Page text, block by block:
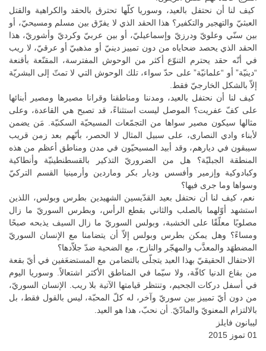
كيف لنا أن نحتفل بالعيد، وسوريا كلّها تحترق بالحقد والكراهية والقتل
العبثيّ والتهجير والتكفير؟ هذا الحقد الذي لا يفرّق بين مسلم ومسيحيّ، أو
بين سنّي وعلويّ ودرزيّ وإسماعيليّ، أو بين عربيّ وكرديّ وأشوريّ، هذا
الحقد الذي يحصد ضحاياه من دون تمييز دينيّ أو مذهبيّ أو عرقيّ، لا ريب
في أنّه حقد يحترم التنوّع أكثر من الوحوش المفترسة، المقنّعة بأقنعة
“دينيّة” أو “علمانيّة” على حدّ سواء، تلك الوحوش التي لا تمتّ إلى البشريّة
إلاّ بالشكل الخارجيّ فقط.
كيف لنا أن نحتفل بالعيد، ومدننا ومناطقنا وقرانا مصيرها ومصير أبنائها
على كفّ عفريت؟ الموصل ليست استثناءً، قد تصبح هي القاعدة، وعلى
مثالها سيكون مصير سواها من التجمّعات المسيحيّة السكنيّة. مَن يضمن
لأبناء وادي النصارى، على سبيل المثال لا الحصر، بأنّهم بعد زمن قريب
سيبقون في ديارهم، وقد أبيد المسيحيّون في مدن ومناطق أعظم من هذه
المنطقة الجبليّة؟ هل من الضروريّ التذكير بالقسطنطينيّة وأنطاكية
وكبادوكية وإزمير وأفسس وديار بكر وماردين وأرمينيا القسم التركيّ
وسواها وما جرى فيها؟
نعم، كيف لنا أن نحتفل بعيد القدّيسين الشهيدين بطرس وبولس، اللذين
استشهد أوّلهما بالصلب والثاني بقطع الرأس، وبطرس السوريّ ما زال
مصلوبًا معلّقًا على الخشبة، وبولس السوريّ ما زال السيف يذبحه صبحًا
ومساءً؟ وهل يمكن بطرس وبولس إلاّ أن يتضامنا مع الإنسان السوريّ
المضطهَد والمعذَّب والمهجّر والنازح، مع الضحية ضدّ جلاّدها؟
الاحتفال الحقيقيّ بهذا العيد يتجلّى بالتضامن مع المستضعَفين في أيّ بقعة
من بقاع الدنيا كافّة، ولا سيّما في المناطق الأكثر اشتعالاً. وسوريا اليوم
في أسفل دركات الجحيم، وتنتظر قيامتها الآتية بلا ريب. الإنسان السوريّ،
من دون أيّ تمييز بين سوريّ وآخر، له كلّ المحبّة، ليس بالقول فقط، بل
بالالتزام المعنويّ والمادّيّ. أن نحبّ، هذا هو العيد.
ليبانون فايلز
01 تموز 2015